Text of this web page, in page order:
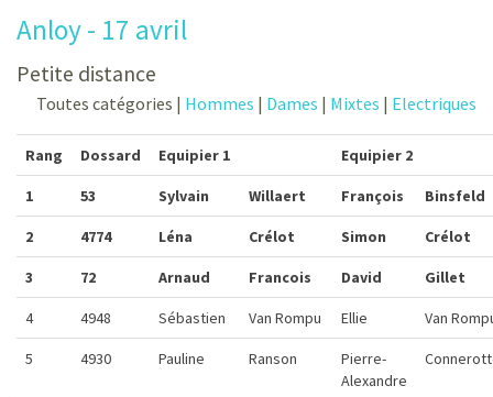
Anloy - 17 avril
Petite distance
Toutes catégories | Hommes | Dames | Mixtes | Electriques
Rang Dossard Equipier 1 Equipier 2
1 53 Sylvain Willaert François Binsfeld
2 4774 Léna Crélot Simon Crélot
3 72 Arnaud Francois David Gillet
4 4948 Sébastien Van Rompu Ellie Van
5 4930 Pauline Ranson
Pierre-
Alexandre